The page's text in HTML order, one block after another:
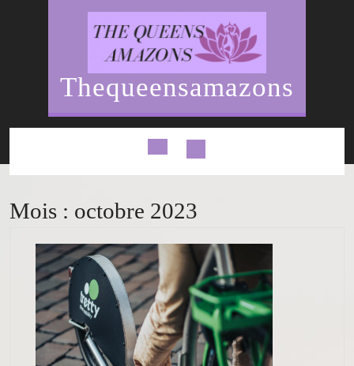
Thequeensamazons
Open
Mois : octobre 2023